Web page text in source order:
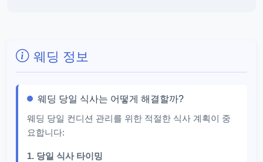
웨딩 정보
웨딩 당일 식사는 어떻게 해결할까?
웨딩 당일 컨디션 관리를 위한 적절한 식사 계획이 중
요합니다:
1. 당일 식사 타이밍